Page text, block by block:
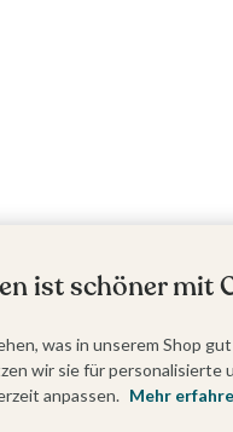
ist schöner mit
was in unserem Shop
wir sie für
anpassen. Mehr